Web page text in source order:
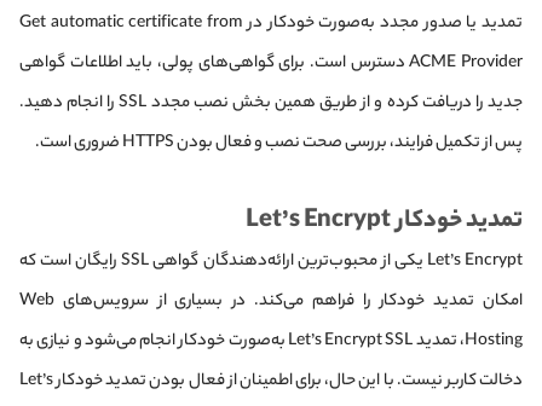
تمدید یا صدور مجدد به‌صورت خودکار در Get automatic certificate from
ACME Provider دسترس است. برای گواهی‌های پولی، باید اطلاعات گواهی
جدید را دریافت کرده و از طریق همین بخش نصب مجدد SSL را انجام دهید.
پس از تکمیل فرایند، بررسی صحت نصب و فعال بودن HTTPS ضروری است.
تمدید خودکار Let’s Encrypt
Let’s Encrypt یکی از محبوب‌ترین ارائه‌دهندگان گواهی SSL رایگان است که
امکان تمدید خودکار را فراهم می‌کند. در بسیاری از سرویس‌های Web
Hosting، تمدید Let’s Encrypt SSL به‌صورت خودکار انجام می‌شود و نیازی به
دخالت کاربر نیست. با این حال، برای اطمینان از فعال بودن تمدید خودکار Let’s